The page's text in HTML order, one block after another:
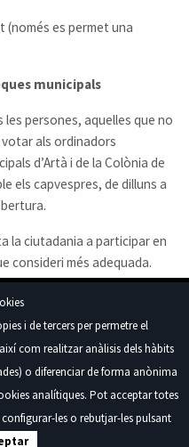
i de tercers per permetre el
com realitzar anàlisis dels hàbits
o diferenciar de forma anònima
analítiques. Pot acceptar totes
les o rebutjar-les pulsant
(només es permet una
municipals
persones, aquelles que no
als ordinadors
d’Artà i de la Colònia de
els capvespres, de dilluns a
la ciutadania a participar en
consideri més adequada.
Plaça de l'Ajuntament, 1, 07570 Artà, Illes Balears